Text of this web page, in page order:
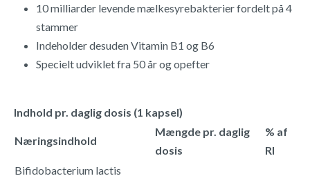
10 milliarder levende mælkesyrebakterier fordelt på 4
stammer
Indeholder desuden Vitamin B1 og B6
Specielt udviklet fra 50 år og opefter
Indhold pr. daglig dosis (1 kapsel)
Næringsindhold
Mængde pr. daglig
dosis
% af
RI
Bifidobacterium lactis